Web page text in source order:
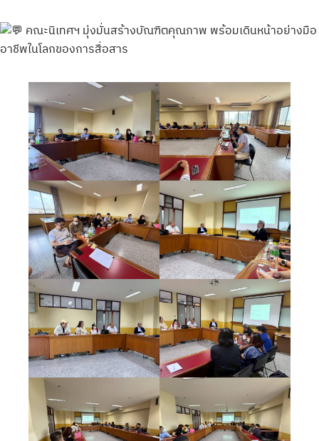
คณะนิเทศฯ มุ่งมั่นสร้างบัณฑิตคุณภาพ พร้อมเดินหน้าอย่างมือ
อาชีพในโลกของการสื่อสาร